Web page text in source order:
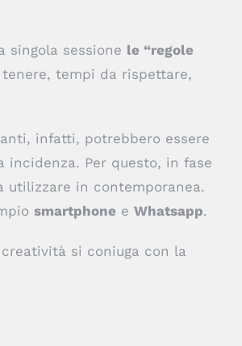
singola sessione le “regole
tempi da rispettare,
infatti, potrebbero essere
Per questo, in fase
utilizzare in contemporanea.
smartphone e Whatsapp.
si coniuga con la